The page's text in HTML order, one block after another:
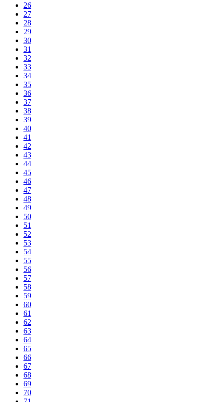
26
27
28
29
30
31
32
33
34
35
36
37
38
39
40
41
42
43
44
45
46
47
48
49
50
51
52
53
54
55
56
57
58
59
60
61
62
63
64
65
66
67
68
69
70